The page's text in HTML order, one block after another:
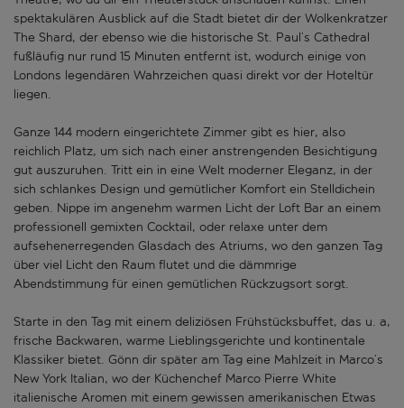
spektakulären Ausblick auf die Stadt bietet dir der Wolkenkratzer
The Shard, der ebenso wie die historische St. Paul’s Cathedral
fußläufig nur rund 15 Minuten entfernt ist, wodurch einige von
Londons legendären Wahrzeichen quasi direkt vor der Hoteltür
liegen.
Ganze 144 modern eingerichtete Zimmer gibt es hier, also
reichlich Platz, um sich nach einer anstrengenden Besichtigung
gut auszuruhen. Tritt ein in eine Welt moderner Eleganz, in der
sich schlankes Design und gemütlicher Komfort ein Stelldichein
geben. Nippe im angenehm warmen Licht der Loft Bar an einem
professionell gemixten Cocktail, oder relaxe unter dem
aufsehenerregenden Glasdach des Atriums, wo den ganzen Tag
über viel Licht den Raum flutet und die dämmrige
Abendstimmung für einen gemütlichen Rückzugsort sorgt.
Starte in den Tag mit einem deliziösen Frühstücksbuffet, das u. a,
frische Backwaren, warme Lieblingsgerichte und kontinentale
Klassiker bietet. Gönn dir später am Tag eine Mahlzeit in Marco’s
New York Italian, wo der Küchenchef Marco Pierre White
italienische Aromen mit einem gewissen amerikanischen Etwas